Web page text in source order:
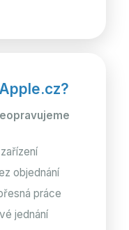
objednání
práce
jednání